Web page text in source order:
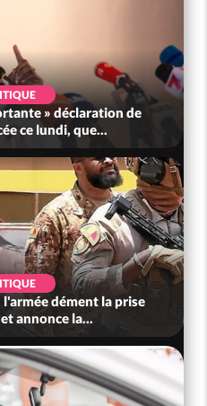
» déclaration de
ce lundi, que...
dément la prise
annonce la...